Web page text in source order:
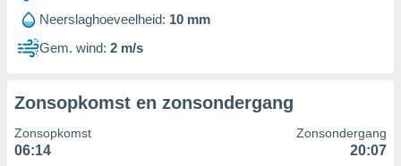
Neerslaghoeveelheid: 10 mm
Gem. wind: 2 m/s
Zonsopkomst en zonsondergang
Zonsopkomst
06:14
Zonsondergang
20:07